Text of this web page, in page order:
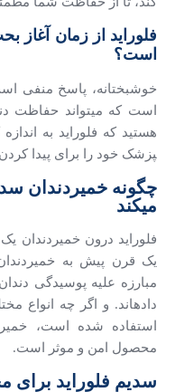
فلوراید از زمان آغاز
است؟
خوشبختانه، پاسخ منفی
است که می­تواند حفاظت
پزشک خود را برای پیدا
چگونه خمیردندان
می­کند
فلوراید درون خمیردندان
یک قرن پیش به
مبارزه علیه پوسیدگی
داده­اند. و اگر چه انواع
استفاده شده است،
محصول امن و موثر است.
سدیم فلوراید برای